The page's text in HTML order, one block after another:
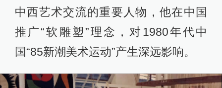
中西艺术交流的重要人物，他在中国
推广“软雕塑”理念，对1980年代中
国“85新潮美术运动”产生深远影响。